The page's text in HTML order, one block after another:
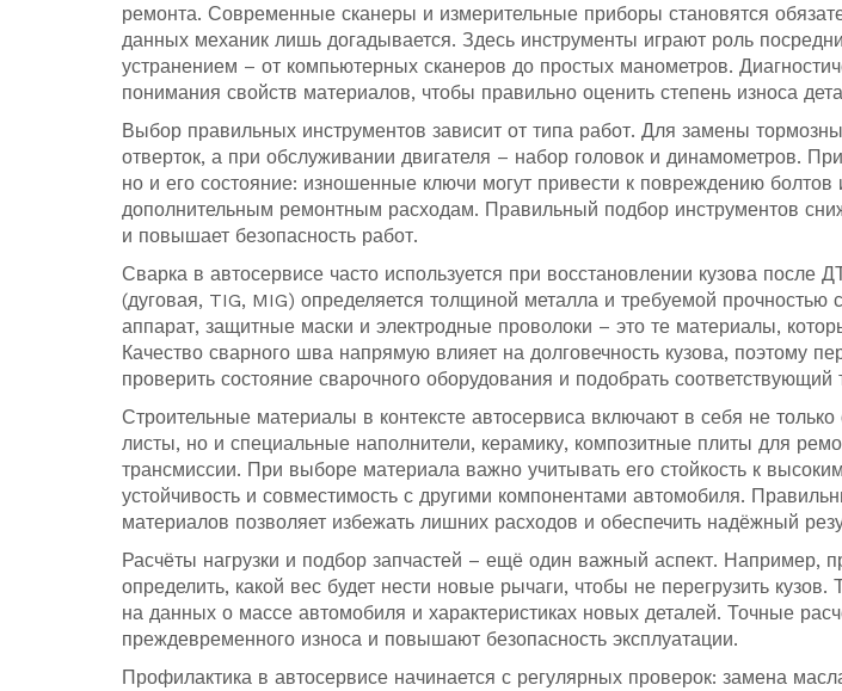
ремонта. Современные сканеры и измерительные приборы становятся
данных механик лишь догадывается. Здесь инструменты играют роль
устранением – от компьютерных сканеров до простых манометров.
понимания свойств материалов, чтобы правильно оценить степень износа
Выбор правильных инструментов зависит от типа работ. Для замены
отверток, а при обслуживании двигателя – набор головок и динамометров.
но и его состояние: изношенные ключи могут привести к повреждению болтов
дополнительным ремонтным расходам. Правильный подбор инструментов
и повышает безопасность работ.
Сварка в автосервисе часто используется при восстановлении кузова после
(дуговая, TIG, MIG) определяется толщиной металла и требуемой
аппарат, защитные маски и электродные проволоки – это те материалы,
Качество сварного шва напрямую влияет на долговечность кузова, поэтому
проверить состояние сварочного оборудования и подобрать соответствующий
Строительные материалы в контексте автосервиса включают в себя не
листы, но и специальные наполнители, керамику, композитные плиты для
трансмиссии. При выборе материала важно учитывать его стойкость к
устойчивость и совместимость с другими компонентами автомобиля.
материалов позволяет избежать лишних расходов и обеспечить надёжный
Расчёты нагрузки и подбор запчастей – ещё один важный аспект. Например,
определить, какой вес будет нести новые рычаги, чтобы не перегрузить кузов.
на данных о массе автомобиля и характеристиках новых деталей. Точные
преждевременного износа и повышают безопасность эксплуатации.
Профилактика в автосервисе начинается с регулярных проверок: замена